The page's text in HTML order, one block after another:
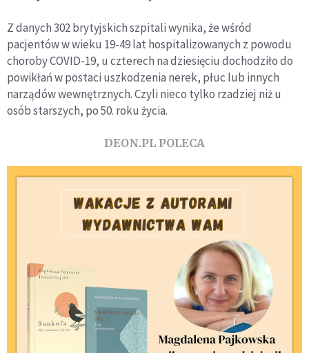
Z danych 302 brytyjskich szpitali wynika, że wśród
pacjentów w wieku 19-49 lat hospitalizowanych z powodu
choroby COVID-19, u czterech na dziesięciu dochodziło do
powikłań w postaci uszkodzenia nerek, płuc lub innych
narządów wewnętrznych. Czyli nieco tylko rzadziej niż u
osób starszych, po 50. roku życia.
DEON.PL POLECA